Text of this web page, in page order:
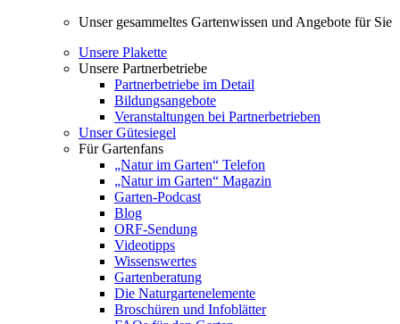
Unser gesammeltes Gartenwissen und Angebote für Sie
Unsere Plakette
Unsere Partnerbetriebe
Partnerbetriebe im Detail
Bildungsangebote
Veranstaltungen bei Partnerbetrieben
Unser Gütesiegel
Für Gartenfans
„Natur im Garten“ Telefon
„Natur im Garten“ Magazin
Garten-Podcast
Blog
ORF-Sendung
Videotipps
Wissenswertes
Gartenberatung
Die Naturgartenelemente
Broschüren und Infoblätter